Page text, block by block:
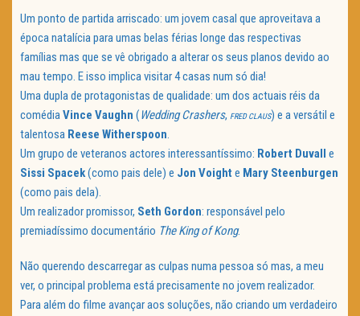
Um ponto de partida arriscado: um jovem casal que aproveitava a
época natalícia para umas belas férias longe das respectivas
famílias mas que se vê obrigado a alterar os seus planos devido ao
mau tempo. E isso implica visitar 4 casas num só dia!
Uma dupla de protagonistas de qualidade: um dos actuais réis da
comédiaVince Vaughn (Wedding Crashers, FRED CLAUS) e a versátil e
talentosa Reese Witherspoon.
Um grupo de veteranos actores interessantíssimo: Robert Duvall e
Sissi Spacek(como pais dele) e Jon Voighte Mary Steenburgen
(como pais dela).
Um realizador promissor, Seth Gordon: responsável pelo
premiadíssimo documentário The King of Kong.
Não querendo descarregar as culpas numa pessoa só mas, a meu
ver, o principal problema está precisamente no jovem realizador.
Para além do filme avançar aos soluções, não criando um verdadeiro